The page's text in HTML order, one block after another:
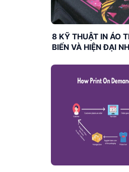
8 KỸ THUẬT IN ÁO
BIẾN VÀ HIỆN ĐẠI